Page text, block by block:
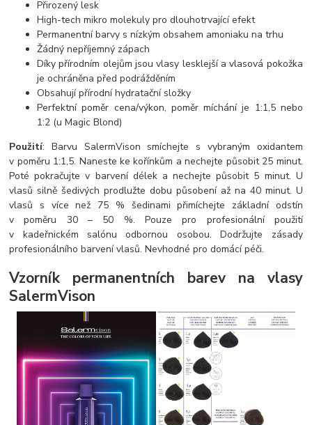
Přirozený lesk
High-tech mikro molekuly pro dlouhotrvající efekt
Permanentní barvy s nízkým obsahem amoniaku na trhu
Žádný nepříjemný zápach
Díky přírodním olejům jsou vlasy lesklejší a vlasová pokožka
je ochráněna před podrážděním
Obsahují přírodní hydratační složky
Perfektní poměr cena/výkon, poměr míchání je 1:1,5 nebo
1:2 (u Magic Blond)
Použití: Barvu SalermVison smíchejte s vybraným oxidantem
v poměru 1:1,5. Naneste ke kořínkům a nechejte působit 25 minut.
Poté pokračujte v barvení délek a nechejte působit 5 minut. U
vlasů silně šedivých prodlužte dobu působení až na 40 minut. U
vlasů s více než 75 % šedinami přimíchejte základní odstín
v poměru 30 – 50 %. Pouze pro profesionální použití
v kadeřnickém salónu odbornou osobou. Dodržujte zásady
profesionálního barvení vlasů. Nevhodné pro domácí péči.
Vzorník permanentních barev na vlasy
SalermVison